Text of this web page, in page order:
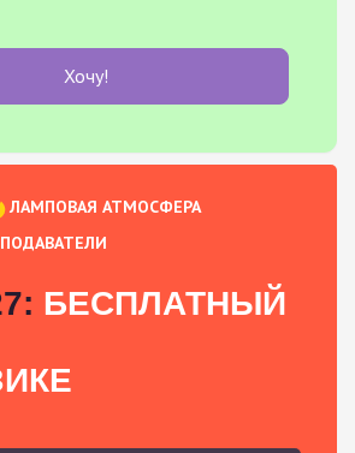
Хочу!
ЛАМПОВАЯ АТМОСФЕРА
БЕСПЛАТНЫЙ